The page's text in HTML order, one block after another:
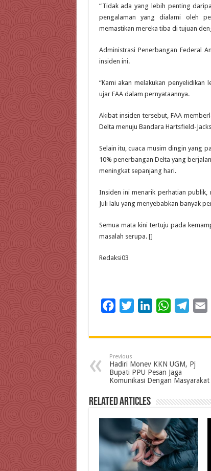
“Tidak ada yang lebih penting
pengalaman yang dialami oleh
memastikan mereka tiba di tujuan
Administrasi Penerbangan Federal
insiden ini.
“Kami akan melakukan
ujar FAA dalam pernyataannya.
Akibat insiden tersebut, FAA
Delta menuju Bandara Hartsfield-
Selain itu, cuaca musim dingin yang
10% penerbangan Delta yang
meningkat sepanjang hari.
Insiden ini menarik perhatian publik,
Juli lalu yang menyebabkan banyak
Semua mata kini tertuju pada
masalah serupa. []
Redaksi03
c
b
o
k
i
t
e
n
e
d
n
W
a
s
A
p
l
g
r
m
a
Previous
Hadiri Monev KKN UGM, Pj
Bupati PPU Pesan Jaga
Komunikasi Dengan Masyarakat
Related Articles